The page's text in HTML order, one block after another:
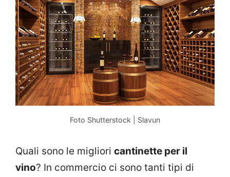
Foto Shutterstock | Slavun
Quali sono le migliori cantinette per il
vino? In commercio ci sono tanti tipi di